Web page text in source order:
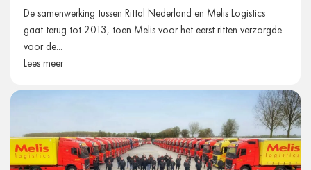
De samenwerking tussen Rittal Nederland en Melis Logistics
gaat terug tot 2013, toen Melis voor het eerst ritten verzorgde
voor de...
Lees meer